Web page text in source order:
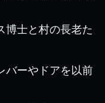
博士と村の長老た
バーやドアを以前